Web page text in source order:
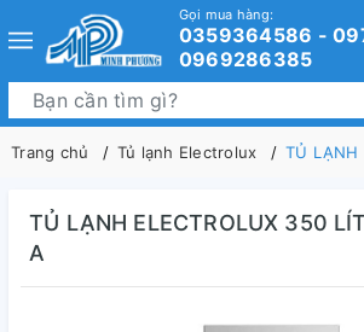
Gọi mua hàng:
0359364586 -
0969286385
Trang chủ Tủ lạnh Electrolux TỦ LẠNH
TỦ LẠNH ELECTROLUX 350
A